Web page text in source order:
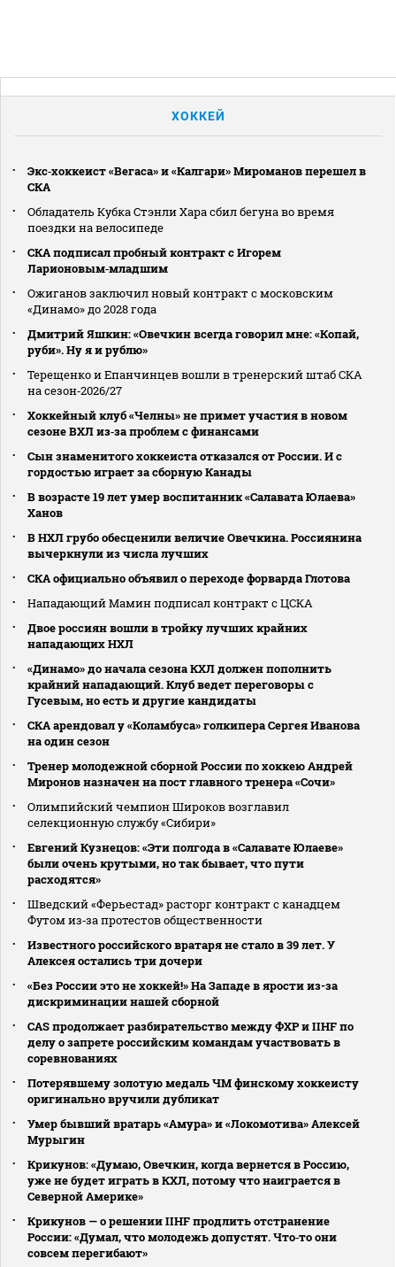
ХОККЕЙ
Экс‑хоккеист «Вегаса» и «Калгари» Мироманов перешел в
СКА
Обладатель Кубка Стэнли Хара сбил бегуна во время
поездки на велосипеде
СКА подписал пробный контракт с Игорем
Ларионовым‑младшим
Ожиганов заключил новый контракт с московским
«Динамо» до 2028 года
Дмитрий Яшкин: «Овечкин всегда говорил мне: «Копай,
руби». Ну я и рублю»
Терещенко и Епанчинцев вошли в тренерский штаб СКА
на сезон‑2026/27
Хоккейный клуб «Челны» не примет участия в новом
сезоне ВХЛ из‑за проблем с финансами
Сын знаменитого хоккеиста отказался от России. И с
гордостью играет за сборную Канады
В возрасте 19 лет умер воспитанник «Салавата Юлаева»
Ханов
В НХЛ грубо обесценили величие Овечкина. Россиянина
вычеркнули из числа лучших
СКА официально объявил о переходе форварда Глотова
Нападающий Мамин подписал контракт с ЦСКА
Двое россиян вошли в тройку лучших крайних
нападающих НХЛ
«Динамо» до начала сезона КХЛ должен пополнить
крайний нападающий. Клуб ведет переговоры с
Гусевым, но есть и другие кандидаты
СКА арендовал у «Коламбуса» голкипера Сергея Иванова
на один сезон
Тренер молодежной сборной России по хоккею Андрей
Миронов назначен на пост главного тренера «Сочи»
Олимпийский чемпион Широков возглавил
селекционную службу «Сибири»
Евгений Кузнецов: «Эти полгода в «Салавате Юлаеве»
были очень крутыми, но так бывает, что пути
расходятся»
Шведский «Ферьестад» расторг контракт с канадцем
Футом из‑за протестов общественности
Известного российского вратаря не стало в 39 лет. У
Алексея остались три дочери
«Без России это не хоккей!» На Западе в ярости из-за
дискриминации нашей сборной
CAS продолжает разбирательство между ФХР и IIHF по
делу о запрете российским командам участвовать в
соревнованиях
Потерявшему золотую медаль ЧМ финскому хоккеисту
оригинально вручили дубликат
Умер бывший вратарь «Амура» и «Локомотива» Алексей
Мурыгин
Крикунов: «Думаю, Овечкин, когда вернется в Россию,
уже не будет играть в КХЛ, потому что наиграется в
Северной Америке»
Крикунов — о решении IIHF продлить отстранение
России: «Думал, что молодежь допустят. Что‑то они
совсем перегибают»